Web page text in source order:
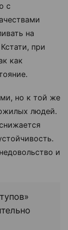
с
на
при
как
но к той же
людей.
и